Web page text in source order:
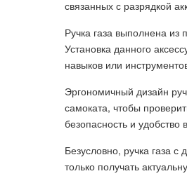
связанных с разрядкой
Ручка газа выполнена из
Установка данного
навыков или
Эргономичный дизайн
самоката, чтобы
безопасность и удобство
Безусловно, ручка газа
только получать